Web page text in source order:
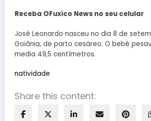
Receba OFuxico News no seu celular
José Leonardo nasceu no dia 8 de
Goiânia, de parto cesáreo. O bebê
media 49,5 centímetros.
natividade
Share this content: